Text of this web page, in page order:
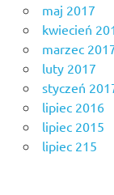
maj 2017
kwiecień
marzec
luty 2017
styczeń
lipiec 2016
lipiec 2015
lipiec 215